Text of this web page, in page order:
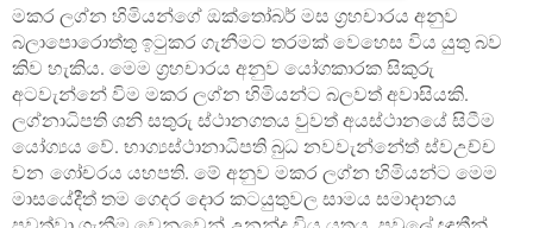
මකර ලග්න හිමියන්ගේ ඔක්තෝබර් මස ග්‍රහචාරය අනුව
බලාපොරොත්තු ඉටුකර ගැනීමට තරමක් වෙහෙස විය යුතු බව
කිව හැකිය. මෙම ග්‍රහචාරය අනුව යෝගකාරක සිකුරු
අටවැන්නේ විම මකර ලග්න හිමියන්ට බලවත් අවාසියකි.
ලග්නාධිපති ශනි සතුරු ස්ථානගතය වුවත් අයස්ථානයේ සිටීම
යෝග්‍යය වේ. භාග්‍යස්ථානාධිපති බුධ නවවැන්නේත් ස්වඋච්ච
වන ගෝචරය යහපති. මේ අනුව මකර ලග්න හිමියන්ට මෙම
මාසයේදීත් තම ගෙදර දොර කටයුතුවල සාමය සමාදානය